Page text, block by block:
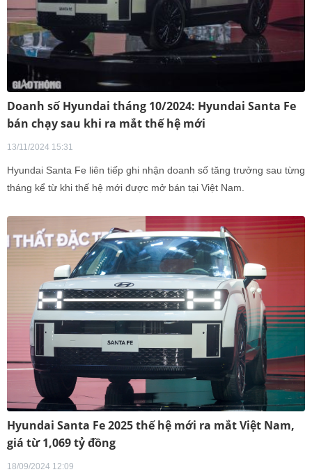
Doanh số Hyundai tháng 10/2024: Hyundai Santa Fe
bán chạy sau khi ra mắt thế hệ mới
13/11/2024 15:31
Hyundai Santa Fe liên tiếp ghi nhận doanh số tăng trưởng sau từng
tháng kể từ khi thế hệ mới được mở bán tại Việt Nam.
Hyundai Santa Fe 2025 thế hệ mới ra mắt Việt Nam,
giá từ 1,069 tỷ đồng
18/09/2024 12:09